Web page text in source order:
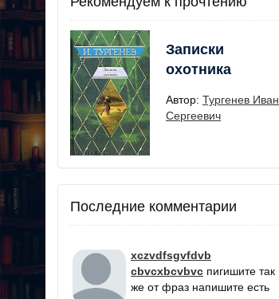
Записки
охотника
Автор: Тургенев Иван
Сергеевич
Последние комментарии
xczvdfsgvfdvb
cbvcxbcvbvc пигишите так
же от фраз напишите есть